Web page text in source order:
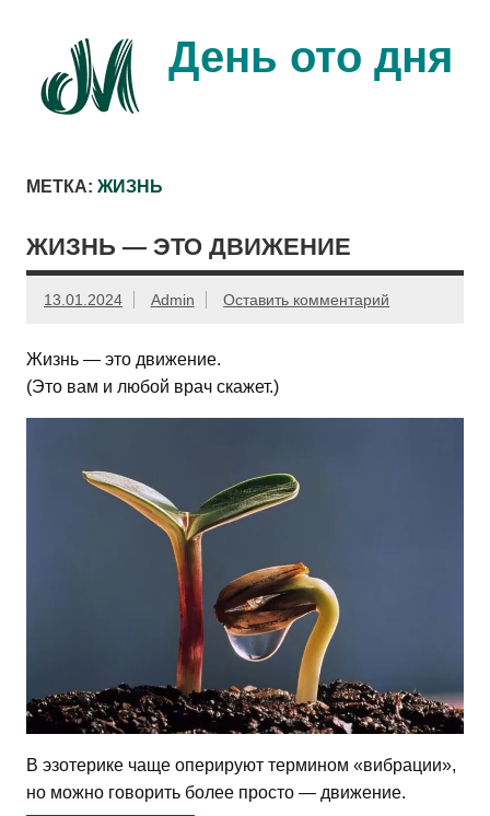
содержимому
День ото дня
МЕТКА: ЖИЗНЬ
ЖИЗНЬ — ЭТО ДВИЖЕНИЕ
13.01.2024 Admin Оставить комментарий
Жизнь — это движение.
(Это вам и любой врач скажет.)
В эзотерике чаще оперируют термином «вибрации»,
но можно говорить более просто — движение.